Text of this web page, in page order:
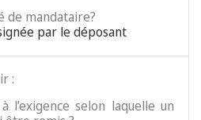
de mandataire?
par le déposant
:
l’exigence selon laquelle un